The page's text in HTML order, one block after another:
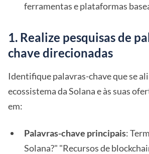
ferramentas e plataformas
1. Realize pesquisas de
chave direcionadas
Identifique palavras-chave que se
ecossistema da Solana e às suas
em:
Palavras-chave principais:
Solana?" "Recursos de